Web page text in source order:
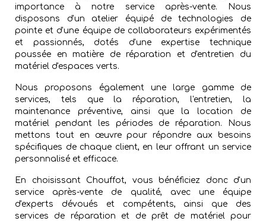
importance à notre service après-vente. Nous
disposons d'un atelier équipé de technologies de
pointe et d'une équipe de collaborateurs expérimentés
et passionnés, dotés d'une expertise technique
poussée en matière de réparation et d'entretien du
matériel d'espaces verts.
Nous proposons également une large gamme de
services, tels que la réparation, l'entretien, la
maintenance préventive, ainsi que la location de
matériel pendant les périodes de réparation. Nous
mettons tout en œuvre pour répondre aux besoins
spécifiques de chaque client, en leur offrant un service
personnalisé et efficace.
En choisissant Chouffot, vous bénéficiez donc d'un
service après-vente de qualité, avec une équipe
d'experts dévoués et compétents, ainsi que des
services de réparation et de prêt de matériel pour